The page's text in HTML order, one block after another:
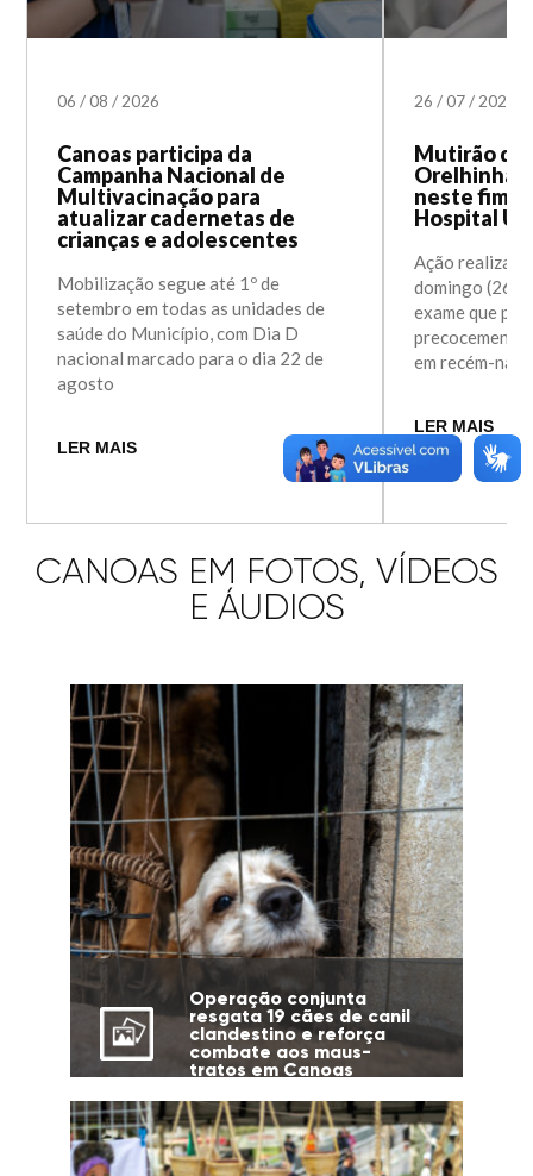
06/08/ 2026
Canoas participa da
Campanha Nacional de
Multivacinação para
atualizar cadernetas de
crianças e adolescentes
Mobilização segue até 1º de
setembro em todas as unidades de
saúde do Município, com Dia D
nacional marcado para o dia 22 de
agosto
LER MAIS
26/07/ 2026
Mutirão do
Orelhinha
neste fim
Hospital
Ação
domingo (26)
exame que
em recém-
LER MAIS
CANOAS EM FOTOS, VÍDEOS
E ÁUDIOS
Operação conjunta
resgata 19 cães de canil
clandestino e reforça
combate aos maus-
tratos em Canoas